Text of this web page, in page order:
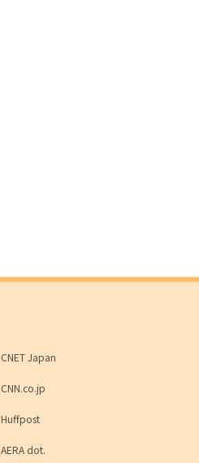
CNET Japan
CNN.co.jp
Huffpost
AERA dot.